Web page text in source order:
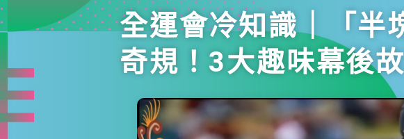
全運會冷知識｜「半
奇規！3大趣味幕後